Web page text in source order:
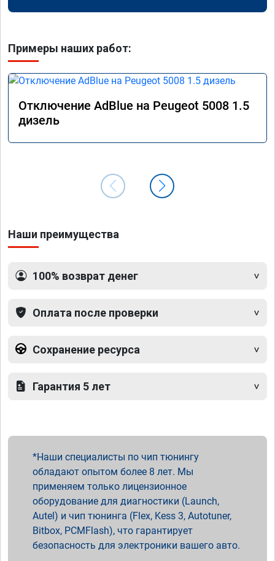
Примеры наших работ:
Отключение AdBlue на Peugeot 5008 1.5
дизель
Наши преимущества
100% возврат денег
Оплата после проверки
Сохранение ресурса
Гарантия 5 лет
Наши специалисты по чип тюнингу
обладают опытом более 8 лет. Мы
применяем только лицензионное
оборудование для диагностики (Launch,
Autel) и чип тюнинга (Flex, Kess 3, Autotuner,
Bitbox, PCMFlash), что гарантирует
безопасность для электроники вашего авто.